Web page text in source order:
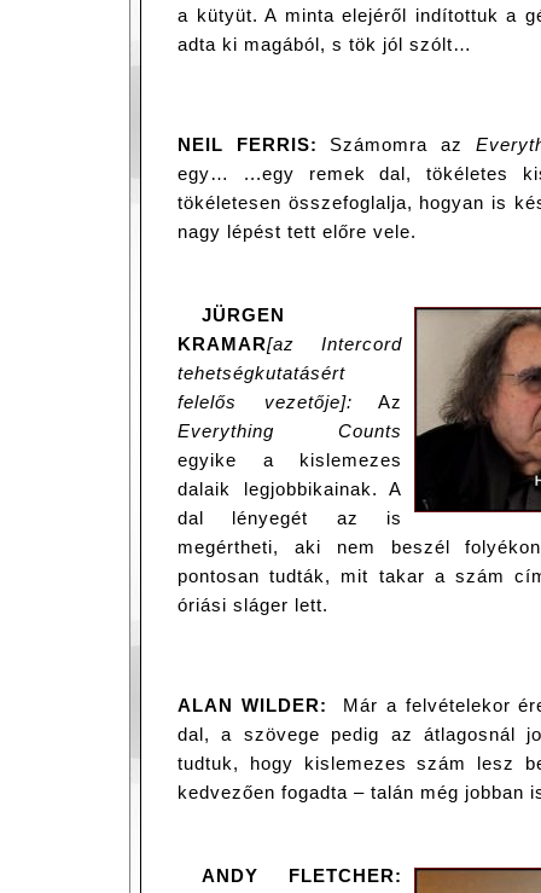
a kütyüt. A minta elejéről indítottuk a
adta ki magából, s tök jól szólt…
NEIL FERRIS: Számomra az
egy… ...egy remek dal, tökéletes
tökéletesen összefoglalja, hogyan is
nagy lépést tett előre vele.
JÜRGEN
KRAMAR[az Intercord
tehetségkutatásért
felelős vezetője]: Az
Everything Counts
egyike a kislemezes
dalaik legjobbikainak. A
dal lényegét az is
megértheti, aki nem beszél
pontosan tudták, mit takar a szám
óriási sláger lett.
ALAN WILDER:
Már a felvételekor
dal, a szövege pedig az átlagosnál
tudtuk, hogy kislemezes szám lesz
kedvezően fogadta – talán még jobban
ANDY FLETCHER: